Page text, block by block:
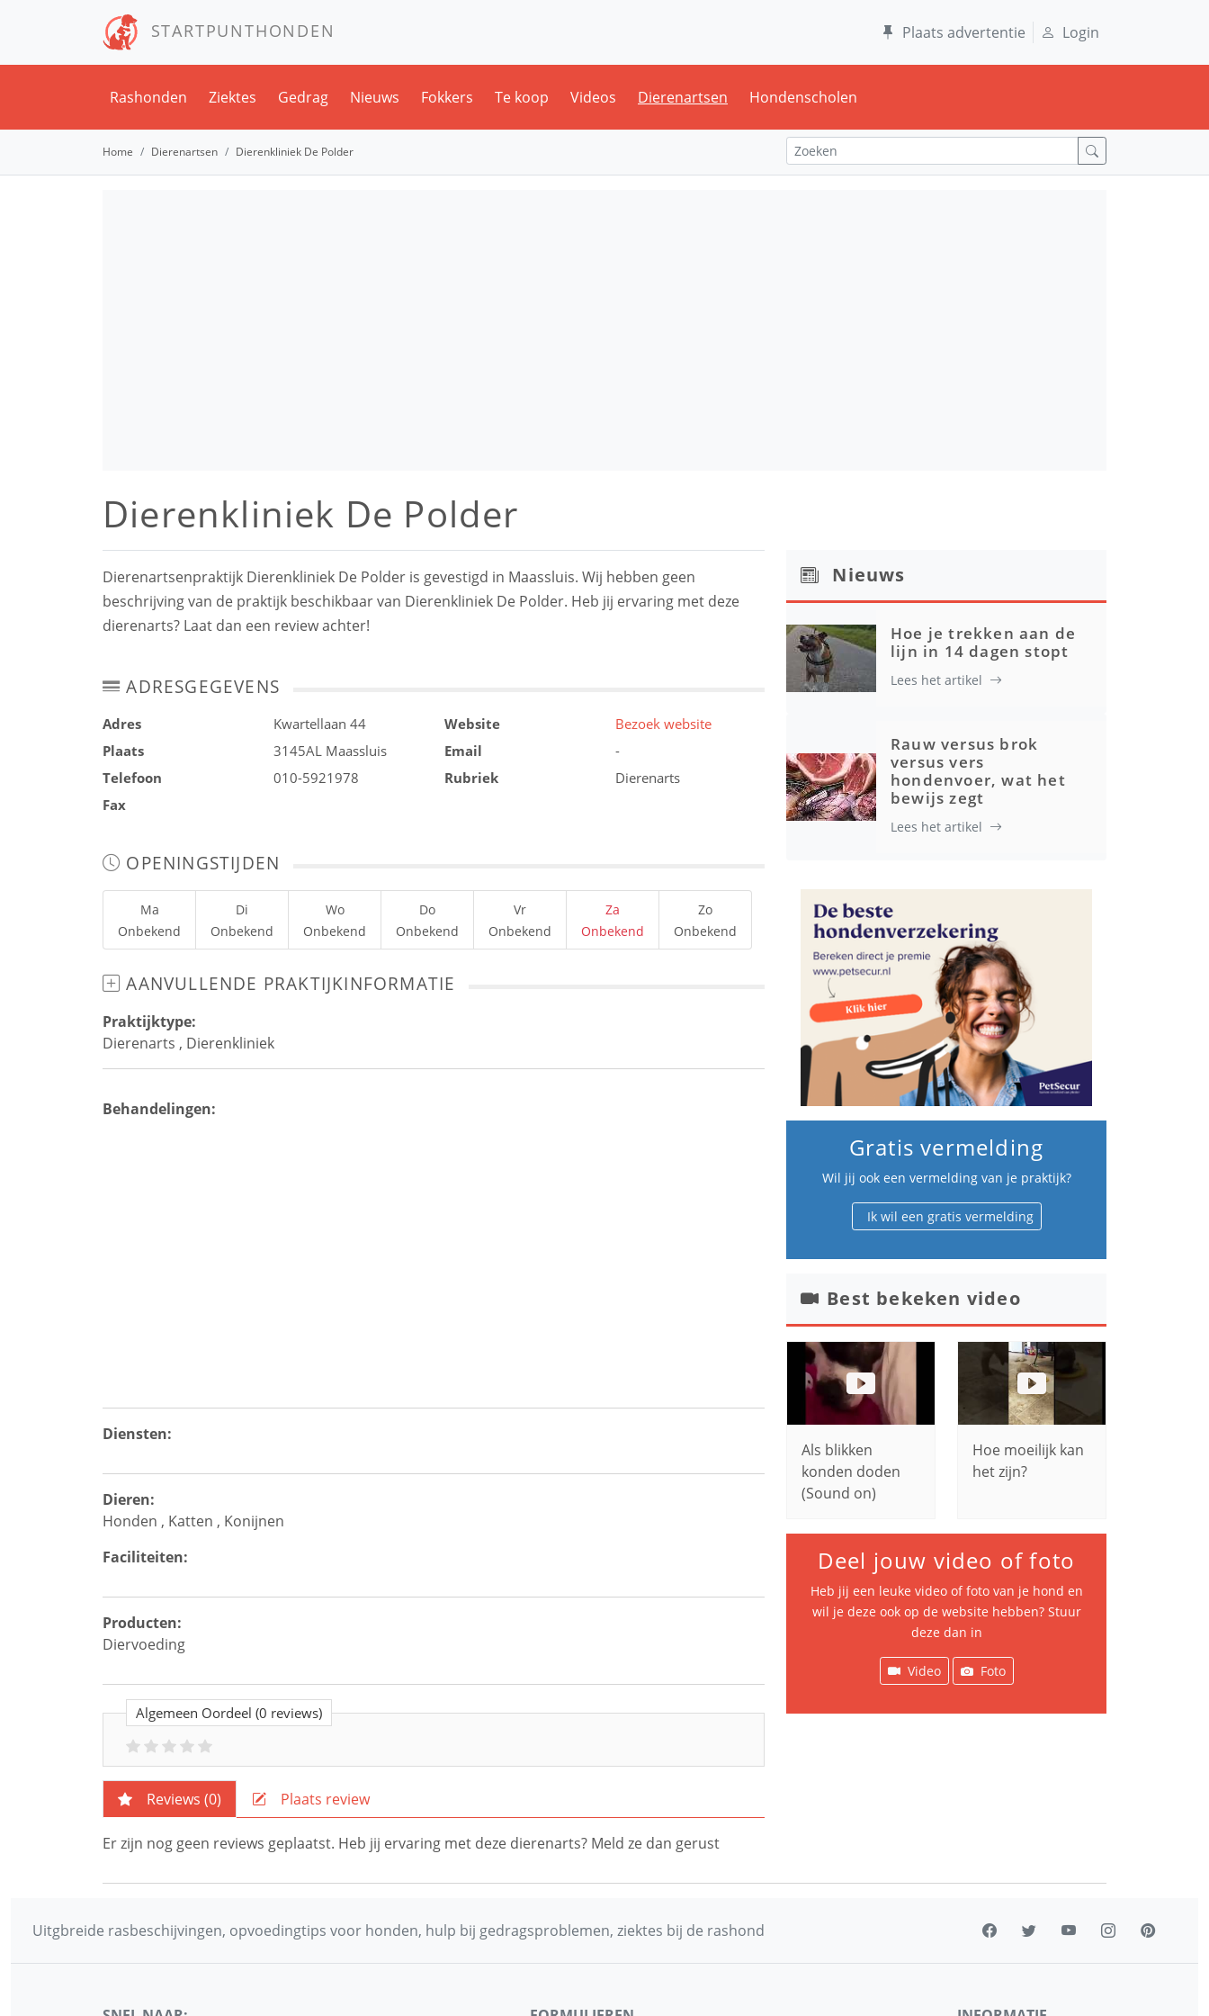
STARTPUNTHONDEN Plaats advertentie Login
Rashonden Ziektes Gedrag Nieuws Fokkers Te koop Videos Dierenartsen Hondenscholen
Home Dierenartsen Dierenkliniek De Polder
Dierenkliniek De Polder
Dierenartsenpraktijk Dierenkliniek De Polder is gevestigd in Maassluis. Wij hebben geen
beschrijving van de praktijk beschikbaar van Dierenkliniek De Polder. Heb jij ervaring met deze
dierenarts? Laat dan een review achter!
ADRESGEGEVENS
Adres
Kwartellaan 44
Plaats
3145AL Maassluis
Telefoon
010-5921978
Fax
Website
Bezoek website
Email
-
Rubriek
Dierenarts
OPENINGSTIJDEN
Ma
Onbekend
Di
Onbekend
Wo
Onbekend
Do
Onbekend
Vr
Onbekend
Za
Onbekend
Zo
Onbekend
AANVULLENDE PRAKTIJKINFORMATIE
Praktijktype:
Dierenarts , Dierenkliniek
Behandelingen:
Diensten:
Dieren:
Honden , Katten , Konijnen
Faciliteiten:
Producten:
Diervoeding
Algemeen Oordeel (0 reviews)
Reviews (0) Plaats review
Er zijn nog geen reviews geplaatst. Heb jij ervaring met deze dierenarts? Meld ze dan gerust
Nieuws
Hoe je trekken aan de
lijn in 14 dagen stopt
Lees het artikel
Rauw versus brok
versus vers
hondenvoer, wat het
bewijs zegt
Lees het artikel
Gratis vermelding
Wil jij ook een vermelding van je praktijk?
Ik wil een gratis vermelding
Best bekeken video
Als blikken
konden doden
(Sound on)
Hoe moeilijk kan
het zijn?
Deel jouw video of foto
Heb jij een leuke video of foto van je hond en
wil je deze ook op de website hebben? Stuur
deze dan in
Video Foto
Uitgbreide rasbeschijvingen, opvoedingtips voor honden, hulp bij gedragsproblemen, ziektes bij de rashond